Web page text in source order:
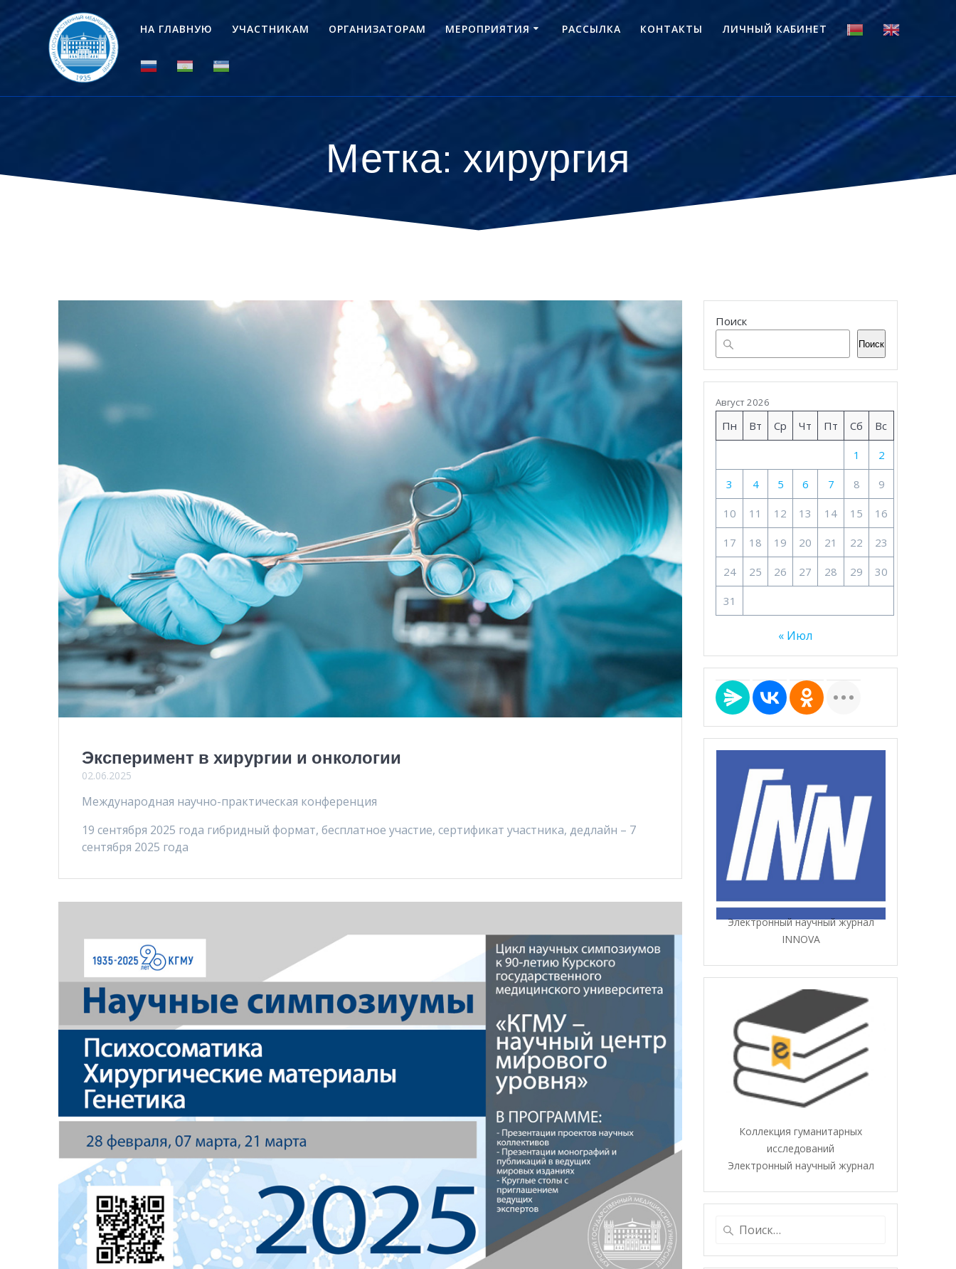
контенту
НА ГЛАВНУЮ УЧАСТНИКАМ ОРГАНИЗАТОРАМ МЕРОПРИЯТИЯ РАССЫЛКА КОНТАКТЫ ЛИЧНЫЙ КАБИНЕТ
Метка: хирургия
Эксперимент в хирургии и онкологии
02.06.2025
Международная научно-практическая конференция
19 сентября 2025 года гибридный формат, бесплатное участие, сертификат участника, дедлайн – 7
сентября 2025 года
Поиск
Поиск
Август 2026
Пн Вт Ср Чт Пт Сб Вс
1 2
3 4 5 6 7 8 9
10 11 12 13 14 15 16
17 18 19 20 21 22 23
24 25 26 27 28 29 30
31
« Июл
Электронный научный журнал
INNOVA
Коллекция гуманитарных
исследований
Электронный научный журнал
Найти: